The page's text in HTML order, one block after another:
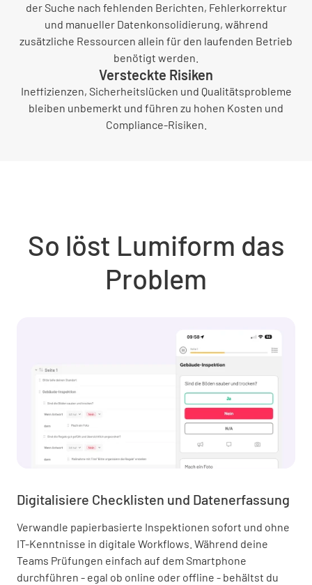
der Suche nach fehlenden Berichten, Fehlerkorrektur
und manueller Datenkonsolidierung, während
zusätzliche Ressourcen allein für den laufenden Betrieb
benötigt werden.
Versteckte Risiken
Ineffizienzen, Sicherheitslücken und Qualitätsprobleme
bleiben unbemerkt und führen zu hohen Kosten und
Compliance-Risiken.
So löst Lumiform das
Problem
Digitalisiere Checklisten und Datenerfassung
Verwandle papierbasierte Inspektionen sofort und ohne
IT-Kenntnisse in digitale Workflows. Während deine
Teams Prüfungen einfach auf dem Smartphone
durchführen - egal ob online oder offline - behältst du